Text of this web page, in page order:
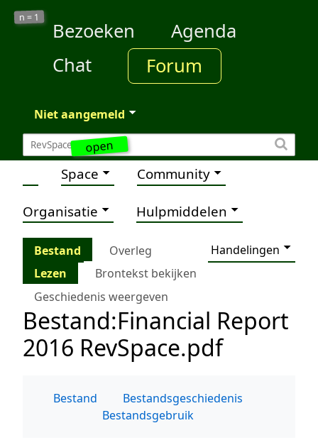
open
n = 1
Bezoeken
Agenda
Chat
Forum
Niet aangemeld
Space Community
Organisatie Hulpmiddelen
Bestand Overleg
Handelingen
Lezen
Brontekst bekijken
Geschiedenis weergeven
Bestand:Financial Report
2016 RevSpace.pdf
Bestand
Bestandsgeschiedenis
Bestandsgebruik